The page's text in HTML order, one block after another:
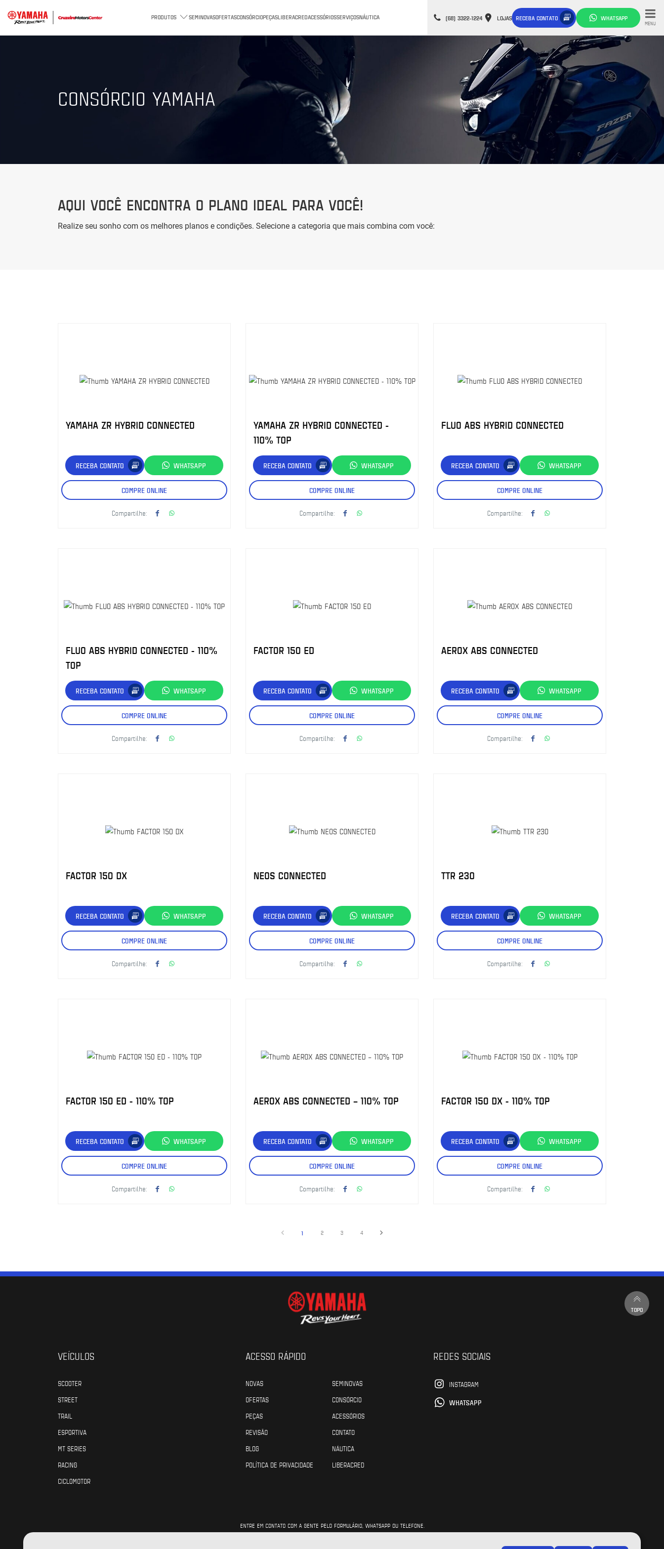
PRODUTOS SEMINOVASOFERTASCONSÓRCIOPEÇASLIBERACREDACESSÓRIOSSERVIÇOSNÁUTICA (68) 3322-1224 LOJAS RECEBA CONTATO WHATSAPP
MENU
CONSÓRCIO YAMAHA
AQUI VOCÊ ENCONTRA O PLANO IDEAL PARA VOCÊ!
Realize seu sonho com os melhores planos e condições. Selecione a categoria que mais combina com você:
YAMAHA ZR HYBRID CONNECTED
RECEBA CONTATO WHATSAPP
COMPRE ONLINE
Compartilhe:
YAMAHA ZR HYBRID CONNECTED -
110% TOP
RECEBA CONTATO WHATSAPP
COMPRE ONLINE
Compartilhe:
FLUO ABS HYBRID CONNECTED
RECEBA CONTATO WHATSAPP
COMPRE ONLINE
Compartilhe:
FLUO ABS HYBRID CONNECTED - 110%
TOP
RECEBA CONTATO WHATSAPP
COMPRE ONLINE
Compartilhe:
FACTOR 150 ED
RECEBA CONTATO WHATSAPP
COMPRE ONLINE
Compartilhe:
AEROX ABS CONNECTED
RECEBA CONTATO WHATSAPP
COMPRE ONLINE
Compartilhe:
FACTOR 150 DX
RECEBA CONTATO WHATSAPP
COMPRE ONLINE
Compartilhe:
NEOS CONNECTED
RECEBA CONTATO WHATSAPP
COMPRE ONLINE
Compartilhe:
TTR 230
RECEBA CONTATO WHATSAPP
COMPRE ONLINE
Compartilhe:
FACTOR 150 ED - 110% TOP
RECEBA CONTATO WHATSAPP
COMPRE ONLINE
Compartilhe:
AEROX ABS CONNECTED – 110% TOP
RECEBA CONTATO WHATSAPP
COMPRE ONLINE
Compartilhe:
FACTOR 150 DX - 110% TOP
RECEBA CONTATO WHATSAPP
COMPRE ONLINE
Compartilhe:
1 2 3 4
TOPO
VEÍCULOS
SCOOTER
STREET
TRAIL
ESPORTIVA
MT SERIES
RACING
CICLOMOTOR
ACESSO RÁPIDO
NOVAS
SEMINOVAS
OFERTAS
CONSÓRCIO
PEÇAS
ACESSÓRIOS
REVISÃO
CONTATO
BLOG
NÁUTICA
POLÍTICA DE PRIVACIDADE
LIBERACRED
REDES SOCIAIS
INSTAGRAM
WHATSAPP
ENTRE EM CONTATO COM A GENTE PELO FORMULÁRIO, WHATSAPP OU TELEFONE.